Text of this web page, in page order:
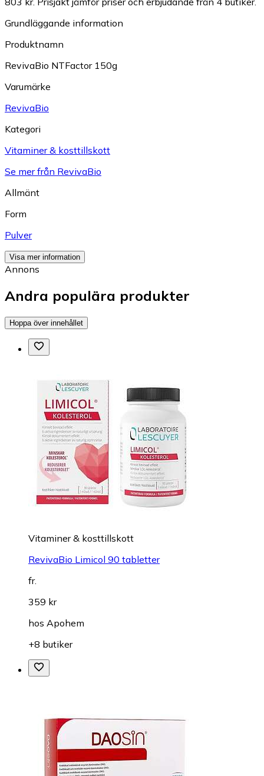
Grundläggande information
Produktnamn
RevivaBio NTFactor 150g
Varumärke
RevivaBio
Kategori
Vitaminer & kosttillskott
Se mer från RevivaBio
Allmänt
Form
Pulver
Visa mer information
Annons
Andra populära produkter
Hoppa över innehållet
Vitaminer & kosttillskott
RevivaBio Limicol 90 tabletter
fr.
359 kr
hos Apohem
+8 butiker